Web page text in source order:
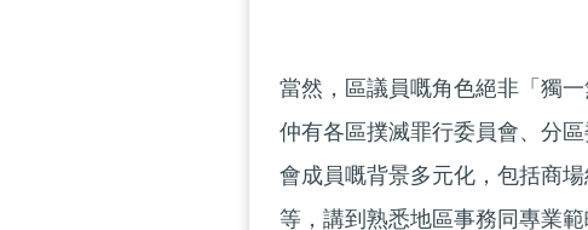
當然，區議員嘅角色絕非「獨
仲有各區撲滅罪行委員會、分
會成員嘅背景多元化，包括商
等，講到熟悉地區事務同專業